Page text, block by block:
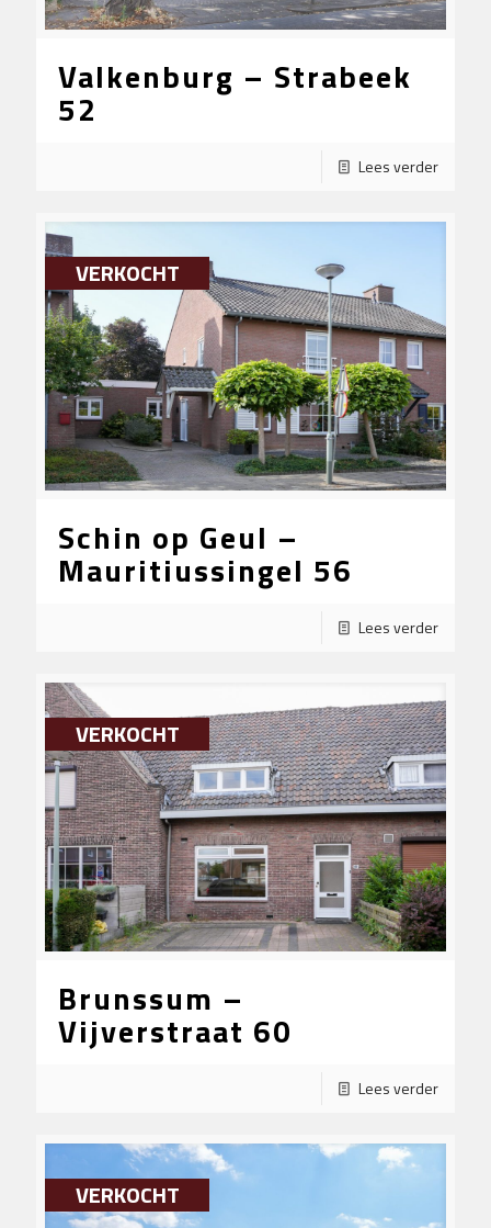
Valkenburg – Strabeek
52
Lees verder
VERKOCHT
Schin op Geul –
Mauritiussingel 56
Lees verder
VERKOCHT
Brunssum –
Vijverstraat 60
Lees verder
VERKOCHT